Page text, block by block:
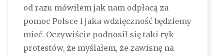
od razu mówiłem jak nam odpłacą za
pomoc Polsce i jaka wdzięczność będziemy
mieć. Oczywiście podnosił się taki ryk
protestów, że myślałem, że zawisnę na